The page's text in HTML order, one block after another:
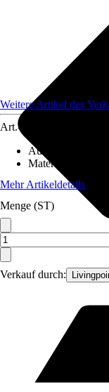
Verkauf durch:
Weitere Artikel des
Art.-Nr.
Ausführung
Material
Mehr Artikeldetails
Menge (ST)